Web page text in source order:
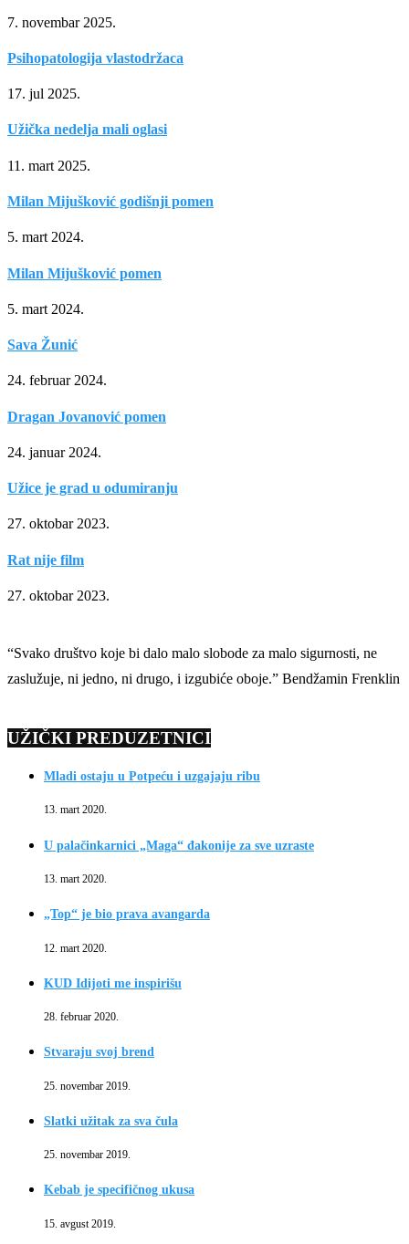
7. novembar 2025.
Psihopatologija vlastodržaca
17. jul 2025.
Užička nedelja mali oglasi
11. mart 2025.
Milan Mijušković godišnji pomen
5. mart 2024.
Milan Mijušković pomen
5. mart 2024.
Sava Žunić
24. februar 2024.
Dragan Jovanović pomen
24. januar 2024.
Užice je grad u odumiranju
27. oktobar 2023.
Rat nije film
27. oktobar 2023.
“Svako društvo koje bi dalo malo slobode za malo sigurnosti, ne
zaslužuje, ni jedno, ni drugo, i izgubiće oboje.” Bendžamin Frenklin
UŽIČKI PREDUZETNICI
Mladi ostaju u Potpeću i uzgajaju ribu
13. mart 2020.
U palačinkarnici „Maga“ đakonije za sve uzraste
13. mart 2020.
„Top“ je bio prava avangarda
12. mart 2020.
KUD Idijoti me inspirišu
28. februar 2020.
Stvaraju svoj brend
25. novembar 2019.
Slatki užitak za sva čula
25. novembar 2019.
Kebab je specifičnog ukusa
15. avgust 2019.